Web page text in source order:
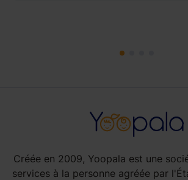
Créée en 2009, Yoopala est une
services à la personne agréée par